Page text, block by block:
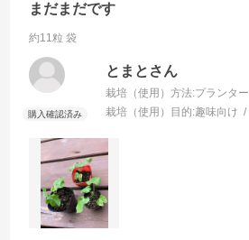
まだまだです
約11粒 袋
とまとさん
栽培（使用）方法:プランター
栽培（使用）目的:趣味向け